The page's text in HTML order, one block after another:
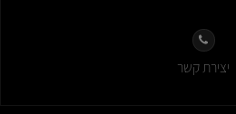
יצירת קשר